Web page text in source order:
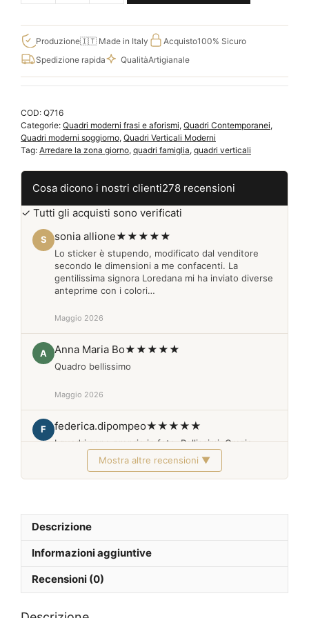
verticale
moderno
con
frase
e
quantità
Produzione🇮🇹 Made in Italy Acquisto100% Sicuro
Spedizione rapida
QualitàArtigianale
COD: Q716
Categorie: Quadri moderni frasi e aforismi, Quadri Contemporanei,
Quadri moderni soggiorno, Quadri Verticali Moderni
Tag: Arredare la zona giorno, quadri famiglia, quadri verticali
Cosa dicono i nostri clienti278 recensioni
✓ Tutti gli acquisti sono verificati
S sonia allione★★★★★
Lo sticker è stupendo, modificato dal venditore
secondo le dimensioni a me confacenti. La
gentilissima signora Loredana mi ha inviato diverse
anteprime con i colori…
Maggio 2026
A Anna Maria Bo★★★★★
Quadro bellissimo
Maggio 2026
F federica.dipompeo★★★★★
I quadri sono proprio in foto. Bellissimi. Grazie
Febbraio 2026
Mostra altre recensioni ▼
Descrizione
Informazioni aggiuntive
Recensioni (0)